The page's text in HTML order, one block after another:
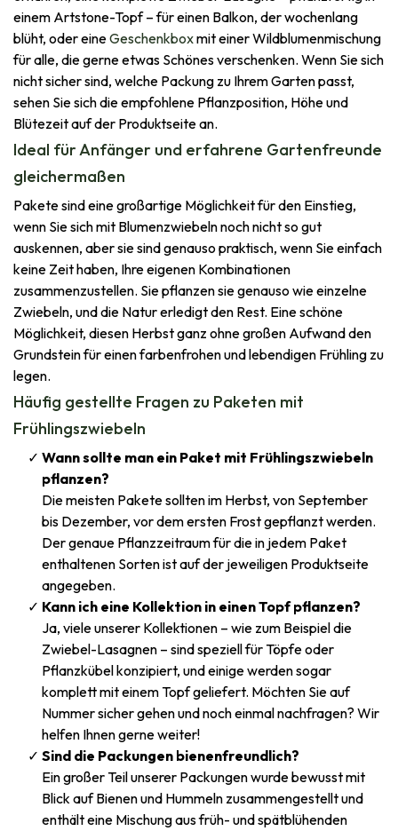
einem Artstone-Topf – für einen Balkon, der wochenlang
blüht, oder eineGeschenkboxmit einer Wildblumenmischung
für alle, die gerne etwas Schönes verschenken. Wenn Sie sich
nicht sicher sind, welche Packung zu Ihrem Garten passt,
sehen Sie sich die empfohlene Pflanzposition, Höhe und
Blütezeit auf der Produktseite an.
Ideal für Anfänger und erfahrene Gartenfreunde
gleichermaßen
Pakete sind eine großartige Möglichkeit für den Einstieg,
wenn Sie sich mit Blumenzwiebeln noch nicht so gut
auskennen, aber sie sind genauso praktisch, wenn Sie einfach
keine Zeit haben, Ihre eigenen Kombinationen
zusammenzustellen. Sie pflanzen sie genauso wie einzelne
Zwiebeln, und die Natur erledigt den Rest. Eine schöne
Möglichkeit, diesen Herbst ganz ohne großen Aufwand den
Grundstein für einen farbenfrohen und lebendigen Frühling zu
legen.
Häufig gestellte Fragen zu Paketen mit
Frühlingszwiebeln
Wann sollte man ein Paket mit Frühlingszwiebeln
pflanzen?
Die meisten Pakete sollten im Herbst, von September
bis Dezember, vor dem ersten Frost gepflanzt werden.
Der genaue Pflanzzeitraum für die in jedem Paket
enthaltenen Sorten ist auf der jeweiligen Produktseite
angegeben.
Kann ich eine Kollektion in einen Topf pflanzen?
Ja, viele unserer Kollektionen – wie zum Beispiel die
Zwiebel-Lasagnen – sind speziell für Töpfe oder
Pflanzkübel konzipiert, und einige werden sogar
komplett mit einem Topf geliefert. Möchten Sie auf
Nummer sicher gehen und noch einmal nachfragen? Wir
helfen Ihnen gerne weiter!
Sind die Packungen bienenfreundlich?
Ein großer Teil unserer Packungen wurde bewusst mit
Blick auf Bienen und Hummeln zusammengestellt und
enthält eine Mischung aus früh- und spätblühenden